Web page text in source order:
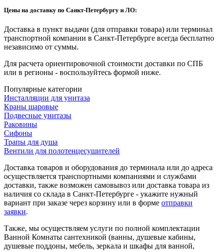
Цены на доставку по Санкт-Петербургу и ЛО:
Доставка в пункт выдачи (для отправки товара) или терминал
транспортной компании в Санкт-Петербурге всегда бесплатно
независимо от суммы.
Для расчета ориентировочной стоимости доставки по СПБ
или в регионы - воспользуйтесь формой ниже.
Популярные категории
Инсталляции для унитаза
Краны шаровые
Подвесные унитазы
Раковины
Сифоны
Трапы для душа
Вентили для полотенцесушителей
Доставка товаров и оборудования до терминала или до адреса
осуществляется транспортными компаниями и службами
доставки, также возможен самовывоз или доставка товара из
наличия со склада в Санкт-Петербурге - укажите нужный
вариант при заказе через корзину или в форме отправки
заявки.
Также, мы осуществляем услуги по полной комплектации
Ванной Комнаты сантехникой (ванны, душевые кабины,
душевые поддоны, мебель, зеркала и шкафы для ванной,